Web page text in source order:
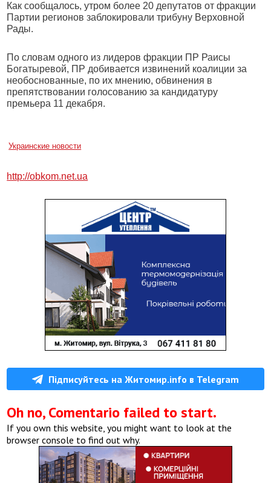
Как сообщалось, утром более 20 депутатов от фракции
Партии регионов заблокировали трибуну Верховной
Рады.
По словам одного из лидеров фракции ПР Раисы
Богатыревой, ПР добивается извинений коалиции за
необоснованные, по их мнению, обвинения в
препятствовании голосованию за кандидатуру
премьера 11 декабря.
Украинские новости
http://obkom.net.ua
Підписуйтесь на Житомир.info в Telegram
Oh no, Comentario failed to start.
If you own this website, you might want to look at the
browser console to find out why.